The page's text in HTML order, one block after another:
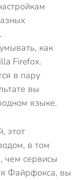
как
Firefox.
в пару
вы
языке.
этот
в том
чем сервисы
Файрфокса, вы